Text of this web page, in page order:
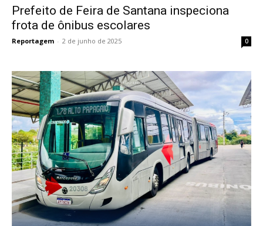
Prefeito de Feira de Santana inspeciona
frota de ônibus escolares
Reportagem - 2 de junho de 2025 0